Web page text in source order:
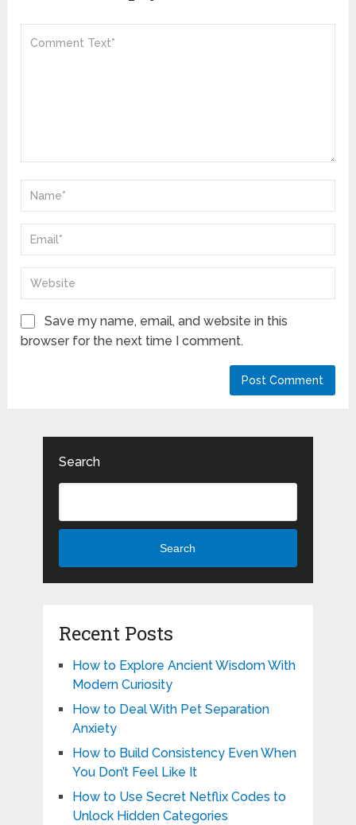
Save my name, email, and website in this
browser for the next time I comment.
Search
Search
Recent Posts
How to Explore Ancient Wisdom With
Modern Curiosity
How to Deal With Pet Separation
Anxiety
How to Build Consistency Even When
You Don’t Feel Like It
How to Use Secret Netflix Codes to
Unlock Hidden Categories